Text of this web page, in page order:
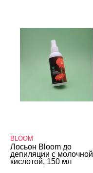
BLOOM
Лосьон Bloom до
депиляции с молочной
кислотой, 150 мл